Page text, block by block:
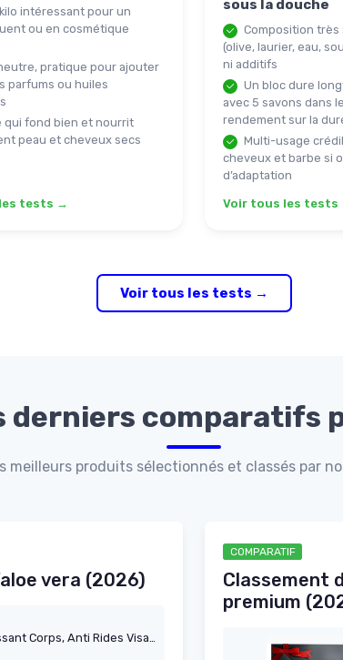
intéressant pour un
ou en cosmétique
pratique pour ajouter
parfums ou huiles
qui fond bien et nourrit
peau et cheveux secs
tests →
sous la douche
Composition très
(olive, laurier, eau,
ni additifs
Un bloc dure
avec 5 savons dans
rendement sur la
Multi-usage
cheveux et barbe si
d’adaptation
Voir tous les tests
Voir tous les tests →
derniers comparatifs
meilleurs produits sélectionnés et classés par
vera (2026)
Gel d'Aloe Vera 100% Naturel, Raffermissant Corps, Anti Rides Visage, Hydratant Peau et Cheveux, Apaisant et Réparateur Cheveux (Après Soleil, Après le Rasage et l'épilation) - 3 x 200 ml
COMPARATIF
Classement
premium